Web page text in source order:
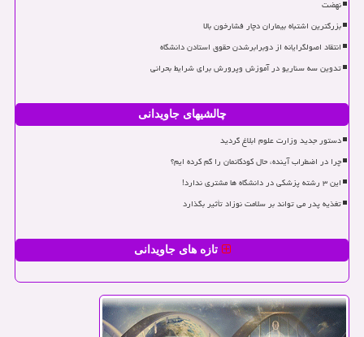
نهضت
بزرگترین اشتباه بیماران دچار فشارخون بالا
انتقاد اصولگرایانه از دوبرابرشدن حقوق استادن دانشگاه
تدوین سه سناریو در آموزش وپرورش برای شرایط بحرانی
چالشیهای جاویدانی
دستور جدید وزارت علوم ابلاغ گردید
چرا در اضطراب آینده، حال کودکانمان را گم کرده ایم؟
این ۳ رشته پزشکی در دانشگاه ها مشتری ندارد!
تغذیه پدر می تواند بر سلامت نوزاد تأثیر بگذارد
تازه های جاویدانی